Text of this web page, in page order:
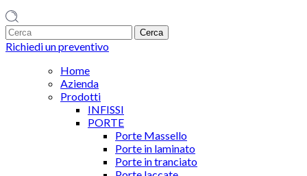
1
Richiedi un preventivo
Home
Azienda
Prodotti
INFISSI
PORTE
Porte Massello
Porte in laminato
Porte in tranciato